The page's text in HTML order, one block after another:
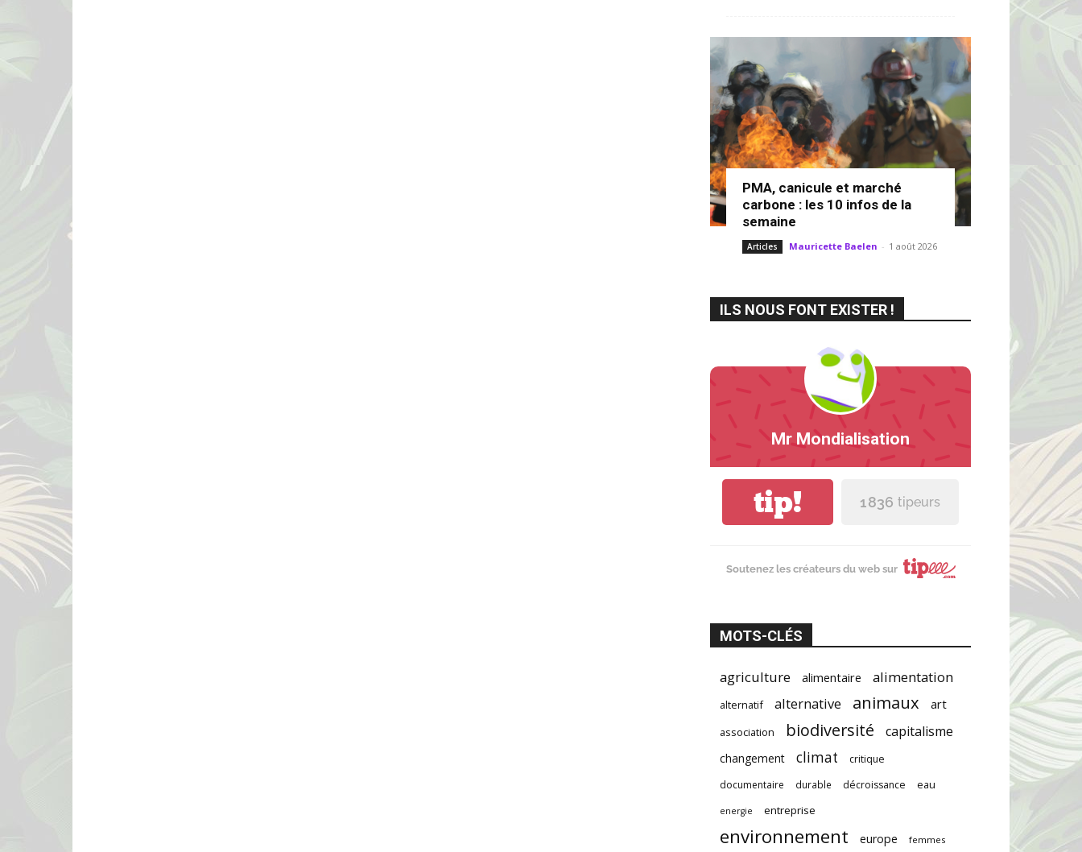
PMA, canicule et marché
carbone : les 10 infos de la
semaine
Articles Mauricette Baelen - 1 août 2026
ILS NOUS FONT EXISTER !
Mr Mondialisation
tip! 1 836 tipeurs
Soutenez les créateurs du web sur
MOTS-CLÉS
agriculture alimentaire alimentation
alternatif alternative animaux art
association biodiversité capitalisme
changement climat
critique
documentaire
durable décroissance eau
energie entreprise
environnement europe femmes